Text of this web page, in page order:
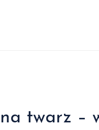
twarz –